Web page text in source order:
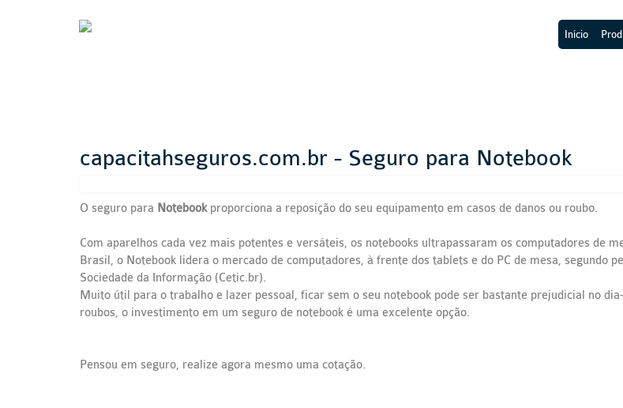
Início
capacitahseguros.com.br - Seguro para Notebook
O seguro para Notebookproporciona a reposição do seu equipamento em casos de danos ou roubo.
Com aparelhos cada vez mais potentes e versáteis, os notebooks ultrapassaram os computadores de
Brasil, o Notebook lidera o mercado de computadores, à frente dos tablets e do PC de mesa, segundo
Sociedade da Informação (Cetic.br).
Muito útil para o trabalho e lazer pessoal, ficar sem o seu notebook pode ser bastante prejudicial no
roubos, o investimento em um seguro de notebook é uma excelente opção.
Pensou em seguro, realize agora mesmo uma cotação.